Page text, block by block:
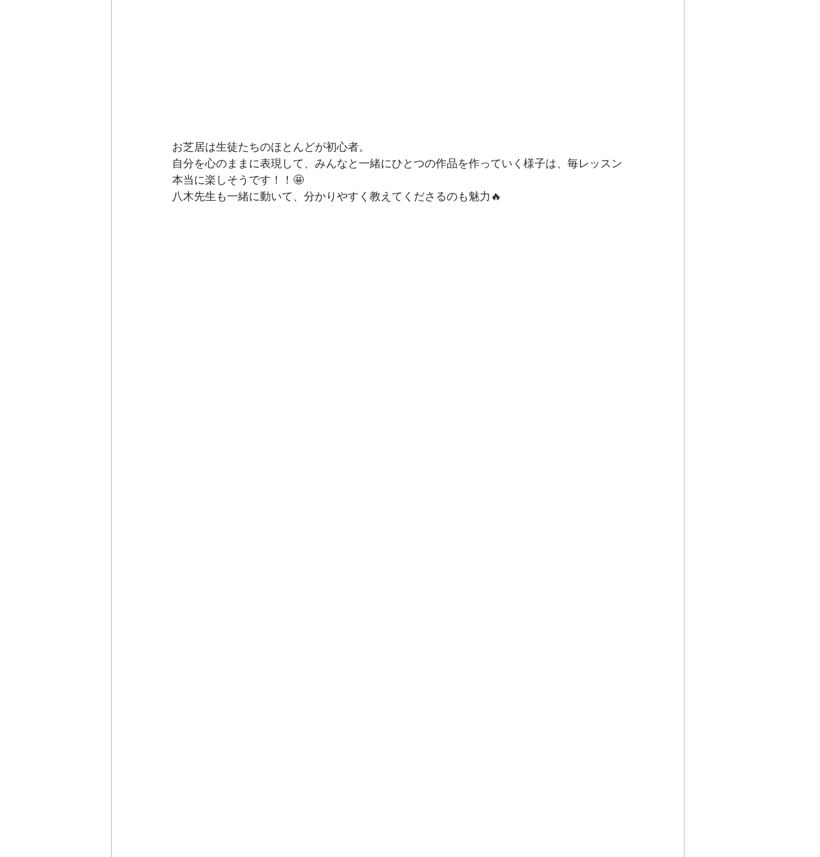
お芝居は生徒たちのほとんどが初心者。
自分を心のままに表現して、みんなと一緒にひとつの作品を作っていく様子は、毎レッスン
本当に楽しそうです！！🤩
八木先生も一緒に動いて、分かりやすく教えてくださるのも魅力🔥